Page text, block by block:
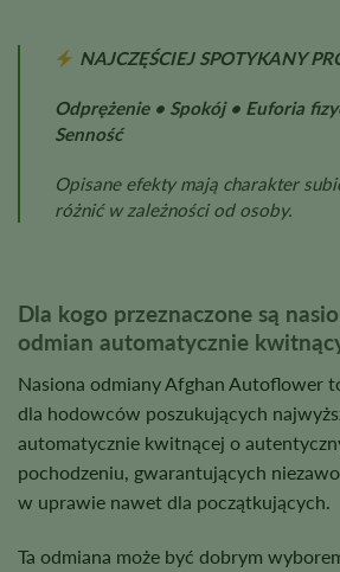
NAJCZĘŚCIEJ SPOTYKANY
Odprężenie • Spokój • Euforia
Senność
Opisane efekty mają charakter
różnić w zależności od osoby.
Dla kogo przeznaczone są
odmian automatycznie
Nasiona odmiany Afghan Autoflower
dla hodowców poszukujących
automatycznie kwitnącej o
pochodzeniu, gwarantujących
w uprawie nawet dla początkujących.
Ta odmiana może być dobrym